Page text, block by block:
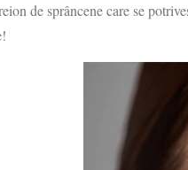
de sprâncene care se